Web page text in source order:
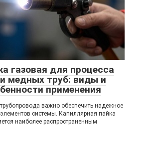
газовая для процесса
медных труб: виды и
применения
важно обеспечить надежное
системы. Капиллярная пайка
наиболее распространенным